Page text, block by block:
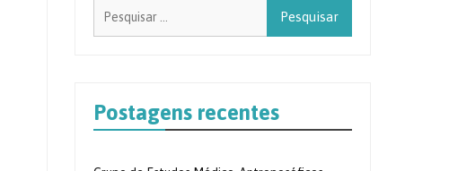
Postagens recentes